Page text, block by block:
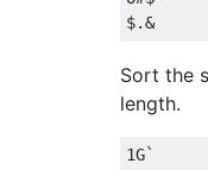
Sort the
length.